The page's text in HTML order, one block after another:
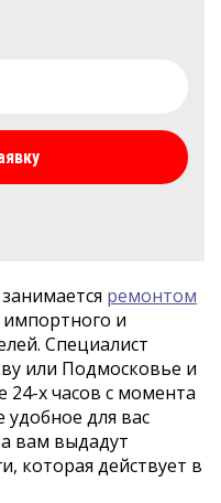
ремонтом
импортного и
Специалист
или Подмосковье и
24-х часов с момента
для вас
вам выдадут
которая действует в